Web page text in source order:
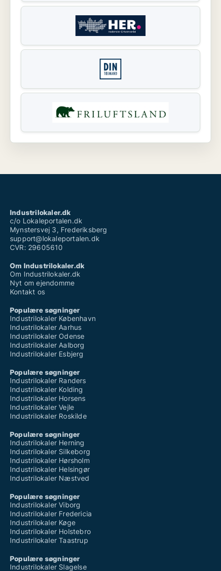
Industrilokaler.dk
c/o Lokaleportalen.dk
Mynstersvej 3, Frederiksberg
support@lokaleportalen.dk
CVR: 29605610
Om Industrilokaler.dk
Om Industrilokaler.dk
Nyt om ejendomme
Kontakt os
Populære søgninger
Industrilokaler København
Industrilokaler Aarhus
Industrilokaler Odense
Industrilokaler Aalborg
Industrilokaler Esbjerg
Populære søgninger
Industrilokaler Randers
Industrilokaler Kolding
Industrilokaler Horsens
Industrilokaler Vejle
Industrilokaler Roskilde
Populære søgninger
Industrilokaler Herning
Industrilokaler Silkeborg
Industrilokaler Hørsholm
Industrilokaler Helsingør
Industrilokaler Næstved
Populære søgninger
Industrilokaler Viborg
Industrilokaler Fredericia
Industrilokaler Køge
Industrilokaler Holstebro
Industrilokaler Taastrup
Populære søgninger
Industrilokaler Slagelse